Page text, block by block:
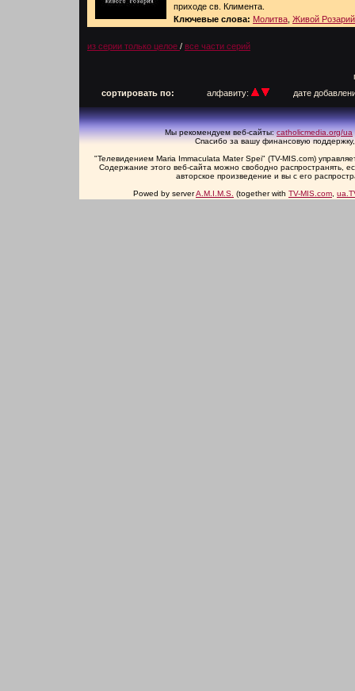
приходе св. Климента.
Ключевые слова: Молитва Живой Розарий
из серии только целое / все части серий
сортировать по:
алфавиту: дате
Мы рекомендуем веб-сайты:catholicmedia.org/ua
Спасибо за вашу финансовую
"Телевидением Maria Immaculata Mater Spei" (TV-MIS.com)
Содержание этого веб-сайта можно свободно распространять,
авторское произведение и вы с его
Powed by serverA.M.I.M.S. (together with TV-MIS.com